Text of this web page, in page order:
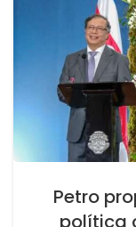
Petro
política